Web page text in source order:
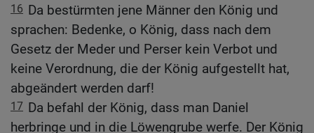
16 Da bestürmten jene Männer den König und
sprachen: Bedenke, o König, dass nach dem
Gesetz der Meder und Perser kein Verbot und
keine Verordnung, die der König aufgestellt hat,
abgeändert werden darf!
17 Da befahl der König, dass man Daniel
herbringe und in die Löwengrube werfe. Der König